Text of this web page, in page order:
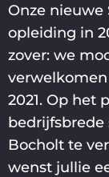
Onze nieuwe
opleiding in
zover: we
2021. Op het
Bocholt te
wenst jullie